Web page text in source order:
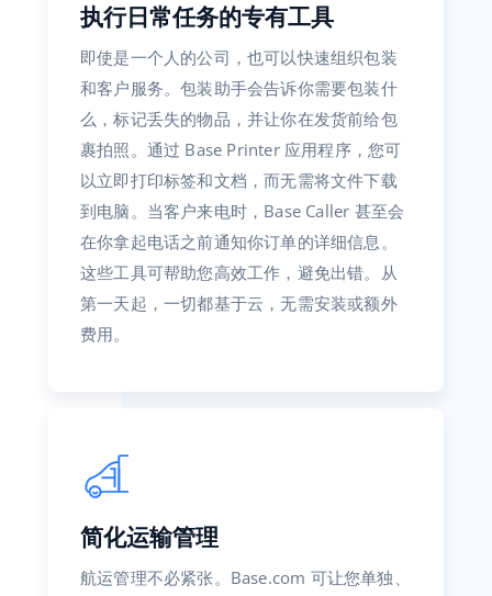
执行日常任务的专有工具
即使是一个人的公司，也可以快速组织包装
和客户服务。包装助手会告诉你需要包装什
么，标记丢失的物品，并让你在发货前给包
裹拍照。通过 Base Printer 应用程序，您可
以立即打印标签和文档，而无需将文件下载
到电脑。当客户来电时，Base Caller 甚至会
在你拿起电话之前通知你订单的详细信息。
这些工具可帮助您高效工作，避免出错。从
第一天起，一切都基于云，无需安装或额外
费用。
简化运输管理
航运管理不必紧张。Base.com 可让您单独、